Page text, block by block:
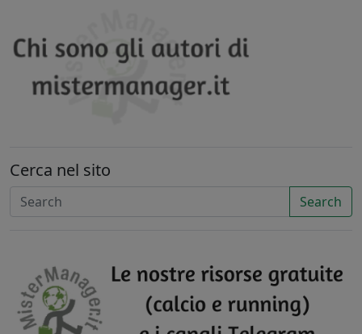
Cerca nel sito
Search